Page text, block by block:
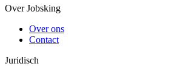
Over Jobsking
Over ons
Contact
Juridisch